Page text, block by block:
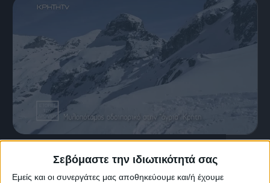
Σεβόμαστε την ιδιωτικότητά σας
Εμείς και οι συνεργάτες μας αποθηκεύουμε και/ή έχουμε
15 Φεβρουαρίου, 2020
Κάτω Μυλοπόταμος | Ιστορίες του